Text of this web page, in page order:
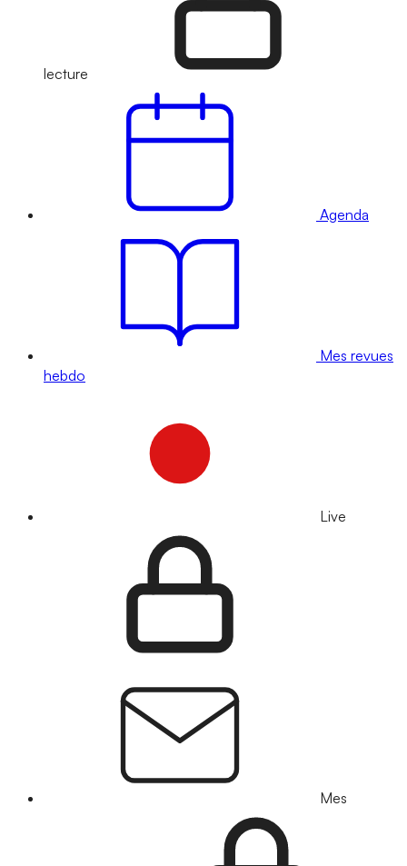
lecture
Agenda
Mes revues
hebdo
Live
Mes